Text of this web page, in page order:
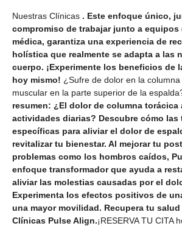
Nuestras Clínicas . Este enfoque único,
compromiso de trabajar junto a equipos
médica, garantiza una experiencia de
holística que realmente se adapta a las
cuerpo. ¡Experimente los beneficios de
hoy mismo! ¿Sufre de dolor en la
muscular en la parte superior de la
resumen: ¿El dolor de columna torácica
actividades diarias? Descubre cómo las
específicas para aliviar el dolor de
revitalizar tu bienestar. Al mejorar tu
problemas como los hombros caídos,
enfoque transformador que ayuda a
aliviar las molestias causadas por el
Experimenta los efectos positivos de
una mayor movilidad. Recupera tu
Clínicas Pulse Align.¡RESERVA TU CITA